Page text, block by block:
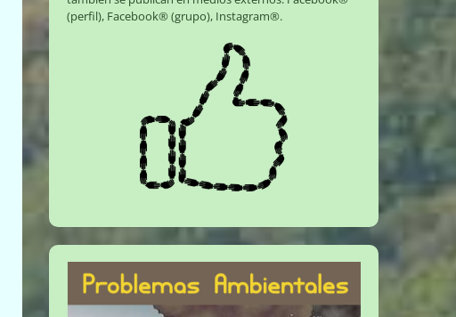
(perfil), Facebook® (grupo), Instagram®.